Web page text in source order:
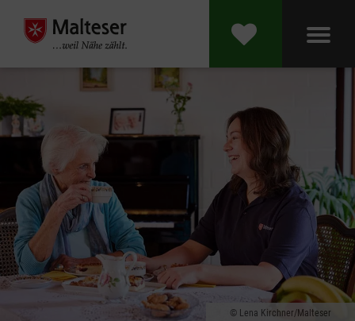
Lena Kirchner/Malteser